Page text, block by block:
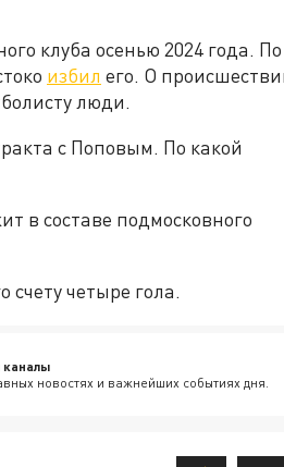
клуба осенью 2024 года. По
избил его. О
люди.
с Поповым. По какой
в составе подмосковного
четыре гола.
каналы
новостях и важнейших событиях дня.